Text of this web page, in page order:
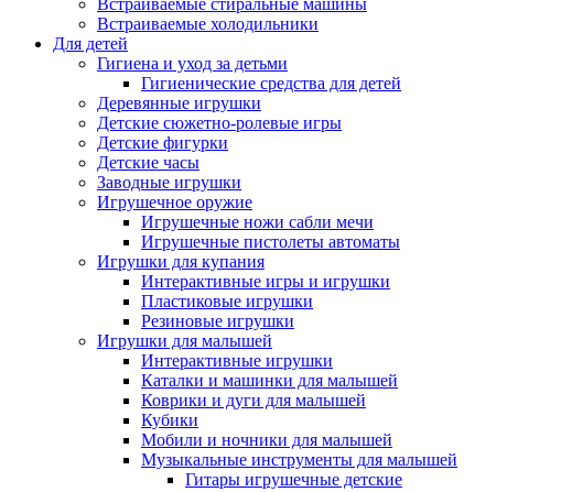
Встраиваемые стиральные машины
Встраиваемые холодильники
Для детей
Гигиена и уход за детьми
Гигиенические средства для детей
Деревянные игрушки
Детские сюжетно-ролевые игры
Детские фигурки
Детские часы
Заводные игрушки
Игрушечное оружие
Игрушечные ножи сабли мечи
Игрушечные пистолеты автоматы
Игрушки для купания
Интерактивные игры и игрушки
Пластиковые игрушки
Резиновые игрушки
Игрушки для малышей
Интерактивные игрушки
Каталки и машинки для малышей
Коврики и дуги для малышей
Кубики
Мобили и ночники для малышей
Музыкальные инструменты для малышей
Гитары игрушечные детские